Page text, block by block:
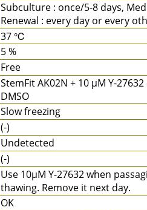
Subculture : once/5-8 days,
Renewal : every day or every
37 ℃
5 %
Free
StemFit AK02N + 10 μM Y-27632
DMSO
Slow freezing
(-)
Undetected
(-)
Use 10μM Y-27632 when
thawing. Remove it next day.
OK